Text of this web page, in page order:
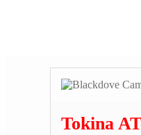
Tokina